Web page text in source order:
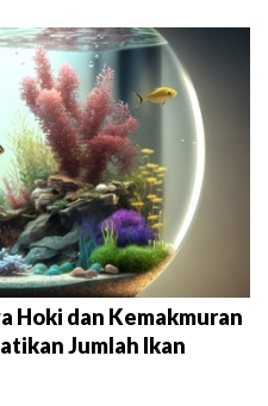
Hoki dan Kemakmuran
Jumlah Ikan